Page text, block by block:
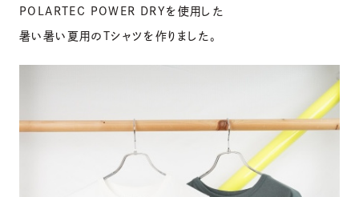
POLARTEC POWER DRYを使用した
暑い暑い夏用のTシャツを作りました。